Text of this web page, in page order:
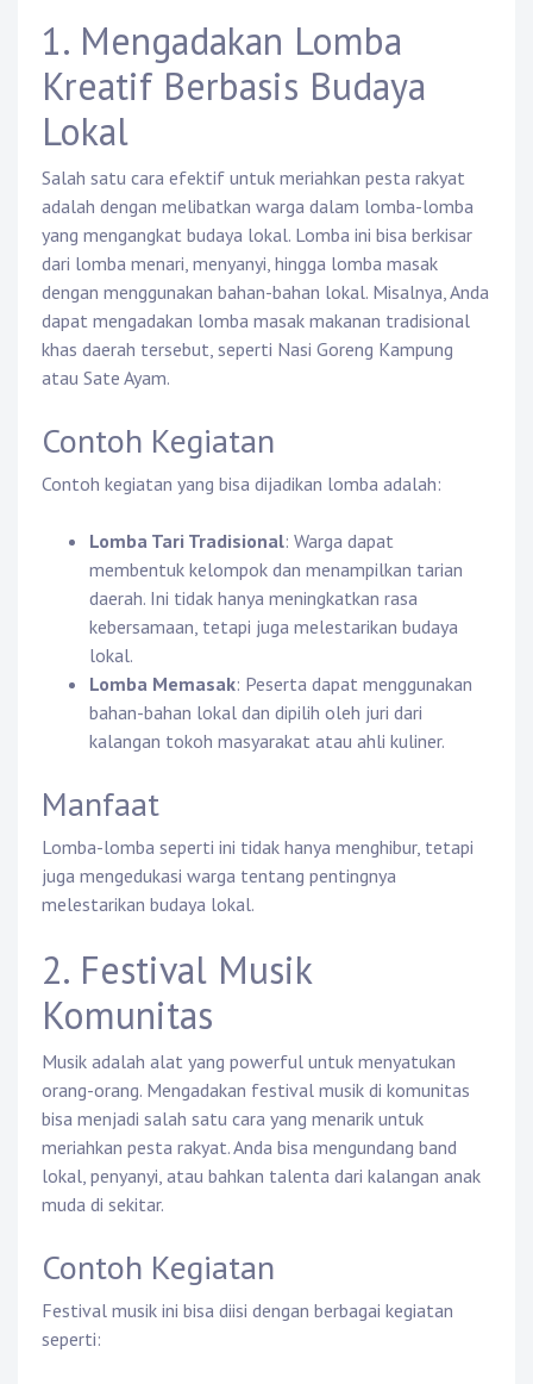
1. Mengadakan Lomba
Kreatif Berbasis Budaya
Lokal
Salah satu cara efektif untuk meriahkan pesta rakyat
adalah dengan melibatkan warga dalam lomba-lomba
yang mengangkat budaya lokal. Lomba ini bisa berkisar
dari lomba menari, menyanyi, hingga lomba masak
dengan menggunakan bahan-bahan lokal. Misalnya, Anda
dapat mengadakan lomba masak makanan tradisional
khas daerah tersebut, seperti Nasi Goreng Kampung
atau Sate Ayam.
Contoh Kegiatan
Contoh kegiatan yang bisa dijadikan lomba adalah:
Lomba Tari Tradisional: Warga dapat
membentuk kelompok dan menampilkan tarian
daerah. Ini tidak hanya meningkatkan rasa
kebersamaan, tetapi juga melestarikan budaya
lokal.
Lomba Memasak: Peserta dapat menggunakan
bahan-bahan lokal dan dipilih oleh juri dari
kalangan tokoh masyarakat atau ahli kuliner.
Manfaat
Lomba-lomba seperti ini tidak hanya menghibur, tetapi
juga mengedukasi warga tentang pentingnya
melestarikan budaya lokal.
2. Festival Musik
Komunitas
Musik adalah alat yang powerful untuk menyatukan
orang-orang. Mengadakan festival musik di komunitas
bisa menjadi salah satu cara yang menarik untuk
meriahkan pesta rakyat. Anda bisa mengundang band
lokal, penyanyi, atau bahkan talenta dari kalangan anak
muda di sekitar.
Contoh Kegiatan
Festival musik ini bisa diisi dengan berbagai kegiatan
seperti: